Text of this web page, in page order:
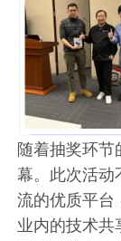
随着抽奖环节
幕。此次活动
流的优质平台
业内的技术共